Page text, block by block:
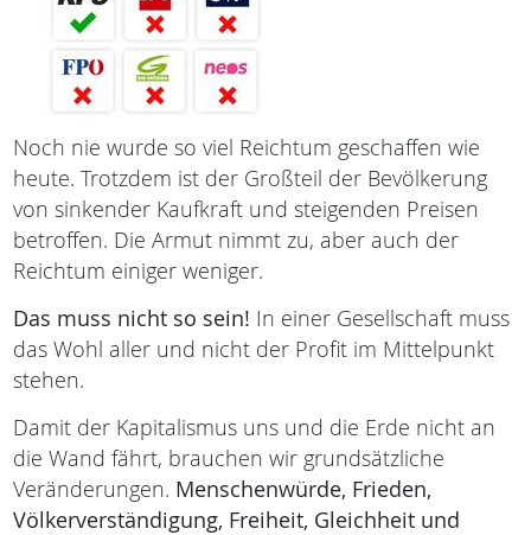
Noch nie wurde so viel Reichtum geschaffen wie
heute. Trotzdem ist der Großteil der Bevölkerung
von sinkender Kaufkraft und steigenden Preisen
betroffen. Die Armut nimmt zu, aber auch der
Reichtum einiger weniger.
Das muss nicht so sein! In einer Gesellschaft muss
das Wohl aller und nicht der Profit im Mittelpunkt
stehen.
Damit der Kapitalismus uns und die Erde nicht an
die Wand fährt, brauchen wir grundsätzliche
Veränderungen. Menschenwürde, Frieden,
Völkerverständigung, Freiheit, Gleichheit und